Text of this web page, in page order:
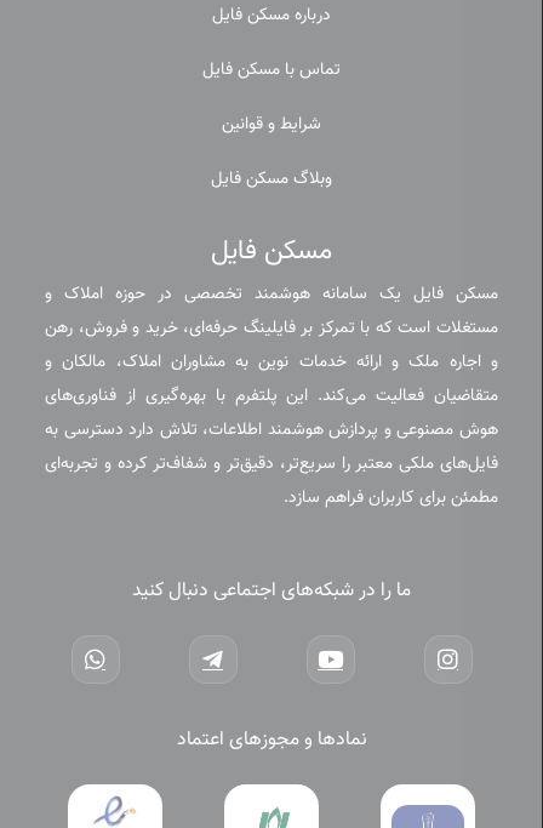
درباره مسکن فایل
تماس با مسکن فایل
شرایط و قوانین
وبلاگ مسکن فایل
مسکن فایل
مسکن فایل یک سامانه هوشمند تخصصی در حوزه املاک و
مستغلات است که با تمرکز بر فایلینگ حرفه‌ای، خرید و فروش، رهن
و اجاره ملک و ارائه خدمات نوین به مشاوران املاک، مالکان و
متقاضیان فعالیت می‌کند. این پلتفرم با بهره‌گیری از فناوری‌های
هوش مصنوعی و پردازش هوشمند اطلاعات، تلاش دارد دسترسی به
فایل‌های ملکی معتبر را سریع‌تر، دقیق‌تر و شفاف‌تر کرده و تجربه‌ای
مطمئن برای کاربران فراهم سازد.
ما را در شبکه‌های اجتماعی دنبال کنید
نمادها و مجوزهای اعتماد